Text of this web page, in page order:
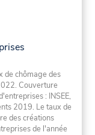
de chômage des
Couverture
: INSEE,
2019. Le taux de
des créations
de l'année